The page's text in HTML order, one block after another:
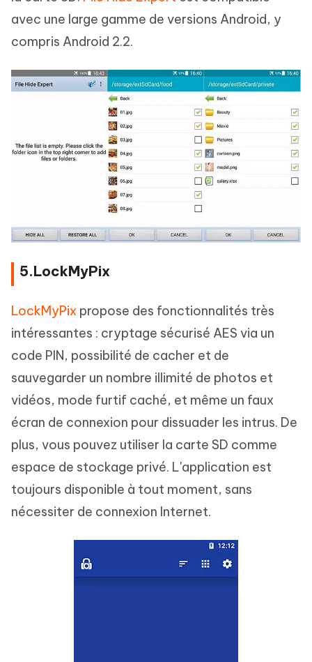
avec une large gamme de versions Android, y
compris Android 2.2.
5.LockMyPix
LockMyPix propose des fonctionnalités très
intéressantes : cryptage sécurisé AES via un
code PIN, possibilité de cacher et de
sauvegarder un nombre illimité de photos et
vidéos, mode furtif caché, et même un faux
écran de connexion pour dissuader les intrus. De
plus, vous pouvez utiliser la carte SD comme
espace de stockage privé. L'application est
toujours disponible à tout moment, sans
nécessiter de connexion Internet.